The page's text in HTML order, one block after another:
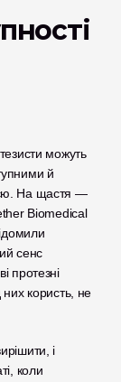
можуть
й
На щастя —
Biomedical
сенс
протезні
користь, не
і
коли